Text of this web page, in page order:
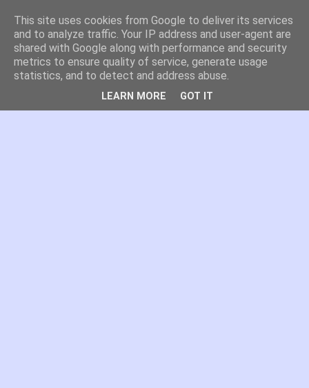
es por madrid
El blog de Madrid y su actualidad, proyectos, transporte,
movilidad, arquitectura, participación, medio ambiente,
educación, empleo, ...
This site uses cookies from Google to deliver its services
and to analyze traffic. Your IP address and user-agent are
shared with Google along with performance and security
metrics to ensure quality of service, generate usage
statistics, and to detect and address abuse.
LEARN MORE GOT IT